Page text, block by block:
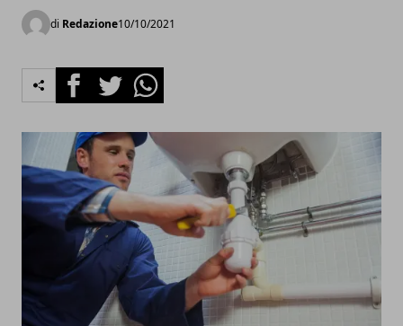
di Redazione10/10/2021
FacebookTwitterWhatsapp